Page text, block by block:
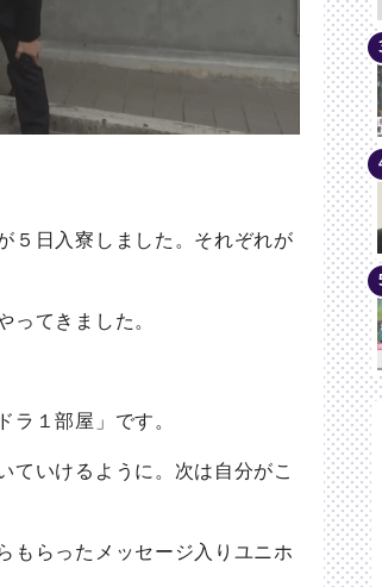
５日入寮しました。それぞれが
てきました。
１部屋」です。
ていけるように。次は自分がこ
もらったメッセージ入りユニホ